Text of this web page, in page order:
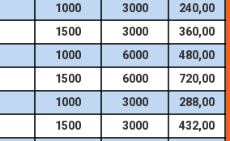
1000 3000
240,00
1500 3000
360,00
1000 6000
480,00
1500 6000
720,00
1000 3000
288,00
1500 3000
432,00